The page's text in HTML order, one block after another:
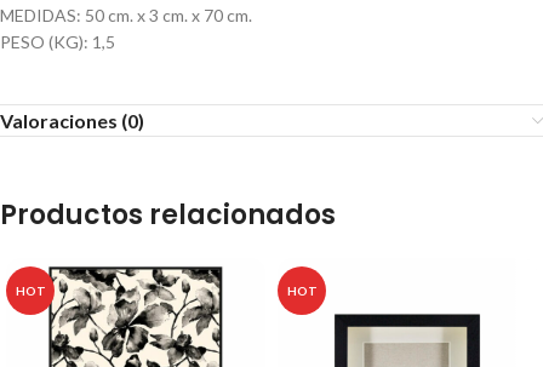
MEDIDAS: 50 cm. x 3 cm. x 70 cm.
PESO (KG): 1,5
Valoraciones (0)
Productos relacionados
HOT HOT